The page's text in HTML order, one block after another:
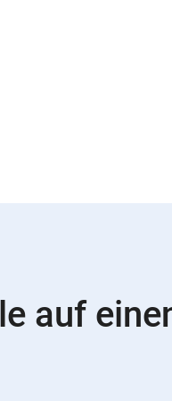
auf